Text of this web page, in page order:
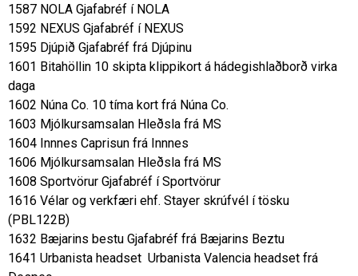
1587 NOLA Gjafabréf í NOLA
1592 NEXUS Gjafabréf í NEXUS
1595 Djúpið Gjafabréf frá Djúpinu
1601 Bitahöllin 10 skipta klippikort á hádegishlaðborð virka
daga
1602 Núna Co. 10 tíma kort frá Núna Co.
1603 Mjólkursamsalan Hleðsla frá MS
1604 Innnes Caprisun frá Innnes
1606 Mjólkursamsalan Hleðsla frá MS
1608 Sportvörur Gjafabréf í Sportvörur
1616 Vélar og verkfæri ehf. Stayer skrúfvél í tösku
(PBL122B)
1632 Bæjarins bestu Gjafabréf frá Bæjarins Beztu
1641 Urbanista headset Urbanista Valencia headset frá